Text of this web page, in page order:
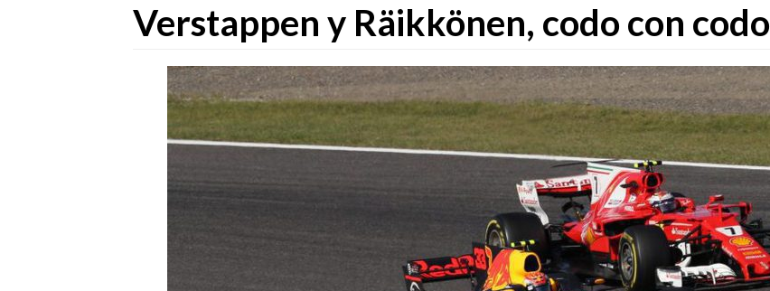
Verstappen y Räikkönen, codo con codo